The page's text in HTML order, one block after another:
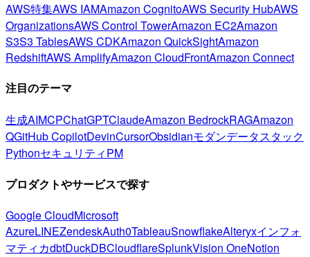
AWS特集AWS IAMAmazon CognitoAWS Security HubAWS
OrganizationsAWS Control TowerAmazon EC2Amazon
S3S3 TablesAWS CDKAmazon QuickSightAmazon
RedshiftAWS AmplifyAmazon CloudFrontAmazon Connect
注目のテーマ
生成AIMCPChatGPTClaudeAmazon BedrockRAGAmazon
QGitHub CopilotDevinCursorObsidianモダンデータスタック
PythonセキュリティPM
プロダクトやサービスで探す
Google CloudMicrosoft
AzureLINEZendeskAuth0TableauSnowflakeAlteryxインフォ
マティカdbtDuckDBCloudflareSplunkVision OneNotion